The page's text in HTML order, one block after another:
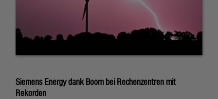
Siemens Energy dank Boom bei Rechenzentren mit
Rekorden